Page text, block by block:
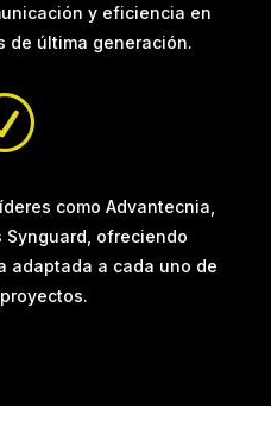
y eficiencia en
de última generación.
como Advantecnia,
Synguard, ofreciendo
adaptada a cada uno de